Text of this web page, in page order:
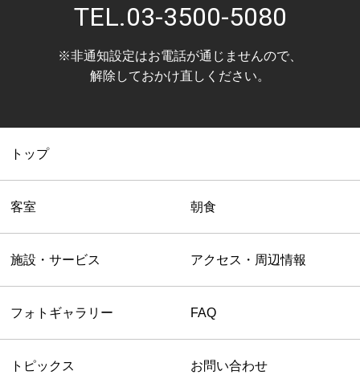
TEL.03-3500-5080
※非通知設定はお電話が通じませんので、
解除しておかけ直しください。
トップ
客室 朝食
施設・サービス アクセス・周辺情報
フォトギャラリー FAQ
トピックス お問い合わせ